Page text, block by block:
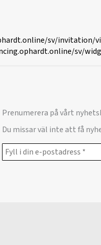
sv/invitation/
sv/
Prenumerera på vårt
Du missar väl inte att få